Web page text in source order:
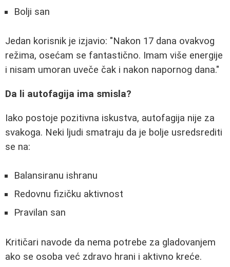
Bolji san
Jedan korisnik je izjavio: "Nakon 17 dana ovakvog
režima, osećam se fantastično. Imam više energije
i nisam umoran uveče čak i nakon napornog dana."
Da li autofagija ima smisla?
Iako postoje pozitivna iskustva, autofagija nije za
svakoga. Neki ljudi smatraju da je bolje usredsrediti
se na:
Balansiranu ishranu
Redovnu fizičku aktivnost
Pravilan san
Kritičari navode da nema potrebe za gladovanjem
ako se osoba već zdravo hrani i aktivno kreće.